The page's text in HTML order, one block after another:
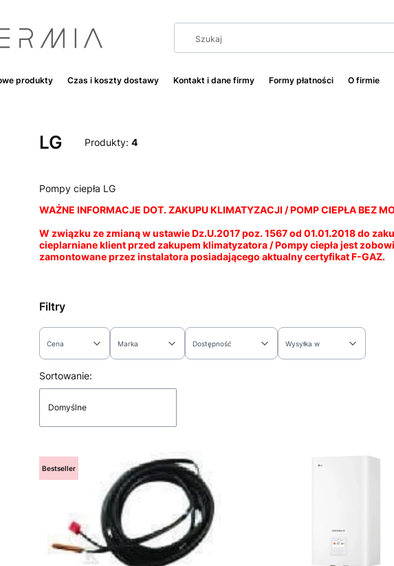
produkty Czas i koszty dostawy Kontakt i dane firmy Formy płatności O firmie
LG Produkty: 4
Pompy ciepła LG
WAŻNE INFORMACJE DOT. ZAKUPU KLIMATYZACJI / POMP CIEPŁA BEZ
W związku ze zmianą w ustawie Dz.U.2017 poz. 1567 od 01.01.2018 do
cieplarniane klient przed zakupem klimatyzatora / Pompy ciepła jest
zamontowane przez instalatora posiadającego aktualny certyfikat F-GAZ.
Filtry
Cena Marka Dostępność Wysyłka w
Koniec filtrów
Lista produktów
Sortowanie:
Domyślne
Bestseller